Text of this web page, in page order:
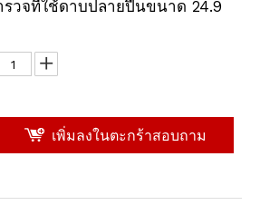
วจที่ใช้ดาบปลายปืนขนาด 24.9
เพิ่มลงในตะกร้าสอบถาม